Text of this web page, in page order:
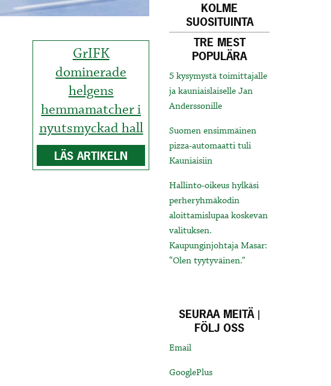
GrIFK
dominerade
helgens
hemmamatcher i
nyutsmyckad hall
LÄS ARTIKELN
KOLME
SUOSITUINTA
TRE MEST
POPULÄRA
5 kysymystä toimittajalle
ja kauniaislaiselle Jan
Anderssonille
Suomen ensimmäinen
pizza-automaatti tuli
Kauniaisiin
Hallinto-oikeus hylkäsi
perheryhmäkodin
aloittamislupaa koskevan
valituksen.
Kaupunginjohtaja Masar:
“Olen tyytyväinen.”
SEURAA MEITÄ |
FÖLJ OSS
Email
GooglePlus